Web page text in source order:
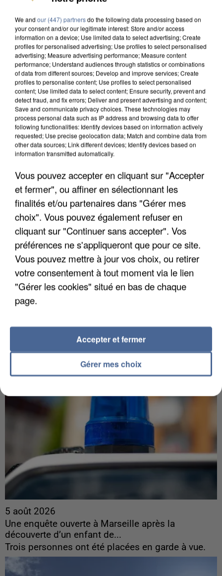
6 août 2026
Une touriste de l’Oise emportée par une coulée de
boue en Haute-Savoie
Son corps a été retrouvé à cinq kilomètres de là.
5 août 2026
L’un des fondateurs supposés de la DZ Mafia
interpellé en Algérie
France.
5 août 2026
Une enquête ouverte à Marseille après la
découverte d’un enfant de...
Trois personnes ont été placées en garde à vue.
We and our (447) partnersdo the following data processing based on
your consent and/or our legitimate interest: Store and/or access
information on a device; Use limited data to select advertising; Create
profiles for personalised advertising; Use profiles to select personalised
advertising; Measure advertising performance; Measure content
performance; Understand audiences through statistics or combinations
of data from different sources; Develop and improve services; Create
profiles to personalise content; Use profiles to select personalised
content; Use limited data to select content; Ensure security, prevent and
detect fraud, and fix errors; Deliver and present advertising and content;
Save and communicate privacy choices. These technologies may
process personal data such as IP address and browsing data to offer
following functionalities: Identify devices based on information actively
requested; Use precise geolocation data; Match and combine data from
other data sources; Link different devices; Identify devices based on
information transmitted automatically.
Vous pouvez accepter en cliquant sur "Accepter
et fermer", ou affiner en sélectionnant les
finalités et/ou partenaires dans "Gérer mes
choix". Vous pouvez également refuser en
cliquant sur "Continuer sans accepter". Vos
préférences ne s'appliqueront que pour ce site.
Vous pouvez mettre à jour vos choix, ou retirer
votre consentement à tout moment via le lien
"Gérer les cookies" situé en bas de chaque
page.
Gérer mes choix
Accepter et fermer